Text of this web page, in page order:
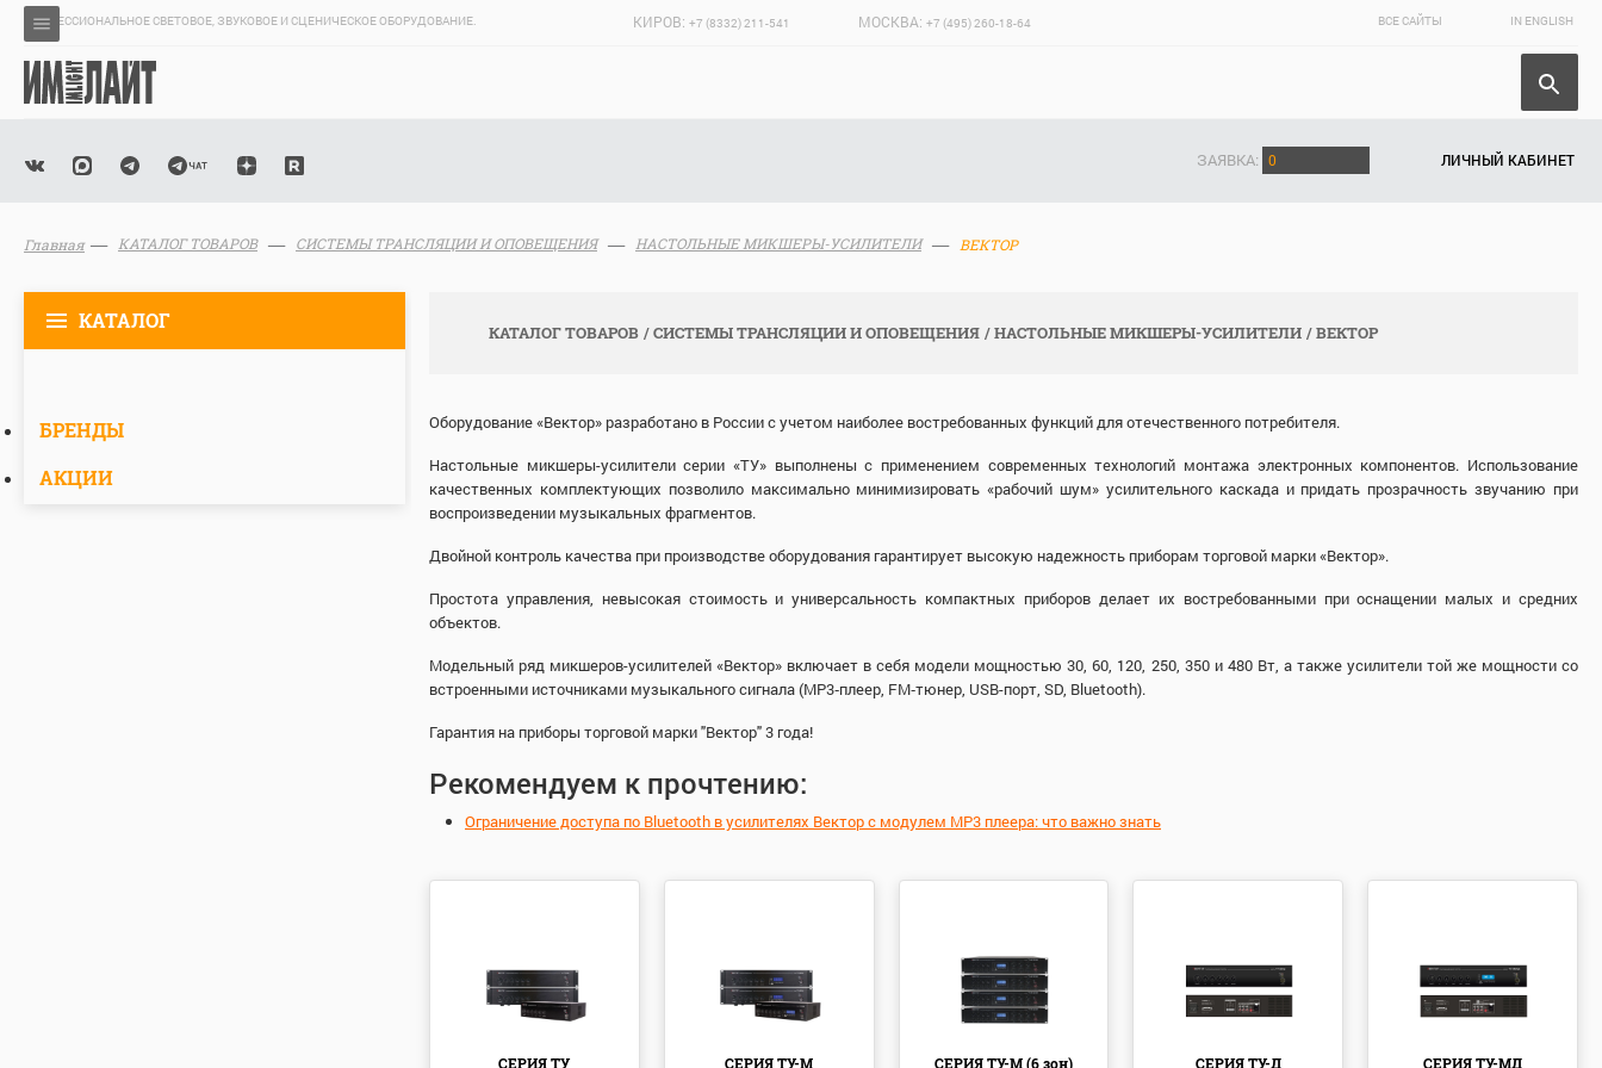
ПРОФЕССИОНАЛЬНОЕ СВЕТОВОЕ, ЗВУКОВОЕ И СЦЕНИЧЕСКОЕ ОБОРУДОВАНИЕ. КИРОВ: +7 (8332) 211-541 МОСКВА: +7 (495) 260-18-64 ВСЕ САЙТЫ IN ENGLISH
ЗАЯВКА: 0 ЛИЧНЫЙ КАБИНЕТ
Главная КАТАЛОГ ТОВАРОВ СИСТЕМЫ ТРАНСЛЯЦИИ И ОПОВЕЩЕНИЯ НАСТОЛЬНЫЕ МИКШЕРЫ-УСИЛИТЕЛИ ВЕКТОР
КАТАЛОГ
БРЕНДЫ
АКЦИИ
КАТАЛОГ ТОВАРОВ СИСТЕМЫ ТРАНСЛЯЦИИ И ОПОВЕЩЕНИЯ НАСТОЛЬНЫЕ МИКШЕРЫ-УСИЛИТЕЛИ ВЕКТОР
Оборудование «Вектор» разработано в России с учетом наиболее востребованных функций для отечественного потребителя.
Настольные микшеры-усилители серии «ТУ» выполнены с применением современных технологий монтажа электронных компонентов. Использование
качественных комплектующих позволило максимально минимизировать «рабочий шум» усилительного каскада и придать прозрачность звучанию при
воспроизведении музыкальных фрагментов.
Двойной контроль качества при производстве оборудования гарантирует высокую надежность приборам торговой марки «Вектор».
Простота управления, невысокая стоимость и универсальность компактных приборов делает их востребованными при оснащении малых и средних
объектов.
Модельный ряд микшеров-усилителей «Вектор» включает в себя модели мощностью 30, 60, 120, 250, 350 и 480 Вт, а также усилители той же мощности со
встроенными источниками музыкального сигнала (MP3‑плеер, FM‑тюнер, USB-порт, SD, Bluetooth).
Гарантия на приборы торговой марки "Вектор" 3 года!
Рекомендуем к прочтению:
Ограничение доступа по Bluetooth в усилителях Вектор с модулем MP3 плеера: что важно знать
СЕРИЯ ТУ СЕРИЯ ТУ-М СЕРИЯ ТУ-М (6 зон) СЕРИЯ ТУ-Д СЕРИЯ ТУ-МД